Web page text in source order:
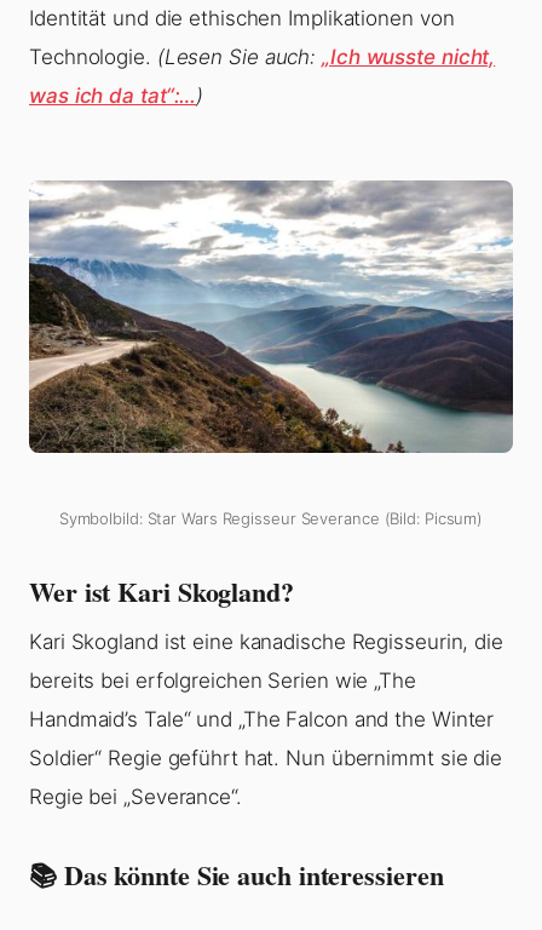
Identität und die ethischen Implikationen von
Technologie. (Lesen Sie auch:„Ich wusste nicht,
was ich da tat“:…)
Symbolbild: Star Wars Regisseur Severance (Bild: Picsum)
Wer ist Kari Skogland?
Kari Skogland ist eine kanadische Regisseurin, die
bereits bei erfolgreichen Serien wie „The
Handmaid’s Tale“ und „The Falcon and the Winter
Soldier“ Regie geführt hat. Nun übernimmt sie die
Regie bei „Severance“.
📚 Das könnte Sie auch interessieren